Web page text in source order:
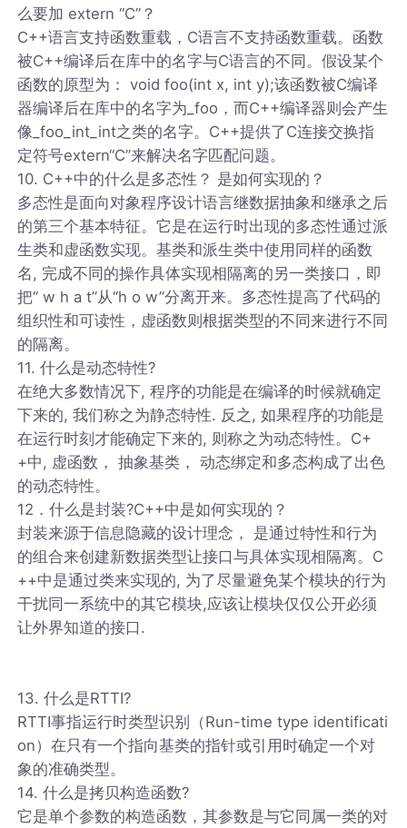
么要加 extern “C”？
C++语言支持函数重载，C语言不支持函数重载。函数
被C++编译后在库中的名字与C语言的不同。假设某个
函数的原型为： void foo(int x, int y);该函数被C编译
器编译后在库中的名字为_foo，而C++编译器则会产生
像_foo_int_int之类的名字。C++提供了C连接交换指
定符号extern“C”来解决名字匹配问题。
10. C++中的什么是多态性？ 是如何实现的？
多态性是面向对象程序设计语言继数据抽象和继承之后
的第三个基本特征。它是在运行时出现的多态性通过派
生类和虚函数实现。基类和派生类中使用同样的函数
名, 完成不同的操作具体实现相隔离的另一类接口，即
把“ w h a t”从“h o w”分离开来。多态性提高了代码的
组织性和可读性，虚函数则根据类型的不同来进行不同
的隔离。
11. 什么是动态特性?
在绝大多数情况下, 程序的功能是在编译的时候就确定
下来的, 我们称之为静态特性. 反之, 如果程序的功能是
在运行时刻才能确定下来的, 则称之为动态特性。C+
+中, 虚函数， 抽象基类， 动态绑定和多态构成了出色
的动态特性。
12．什么是封装?C++中是如何实现的？
封装来源于信息隐藏的设计理念， 是通过特性和行为
的组合来创建新数据类型让接口与具体实现相隔离。C
++中是通过类来实现的, 为了尽量避免某个模块的行为
干扰同一系统中的其它模块,应该让模块仅仅公开必须
让外界知道的接口.
13. 什么是RTTI?
RTTI事指运行时类型识别（Run-time type identificati
on）在只有一个指向基类的指针或引用时确定一个对
象的准确类型。
14. 什么是拷贝构造函数?
它是单个参数的构造函数，其参数是与它同属一类的对